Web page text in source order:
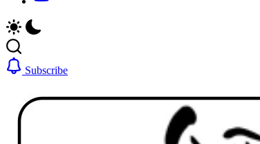
기
대
기
Subscribe